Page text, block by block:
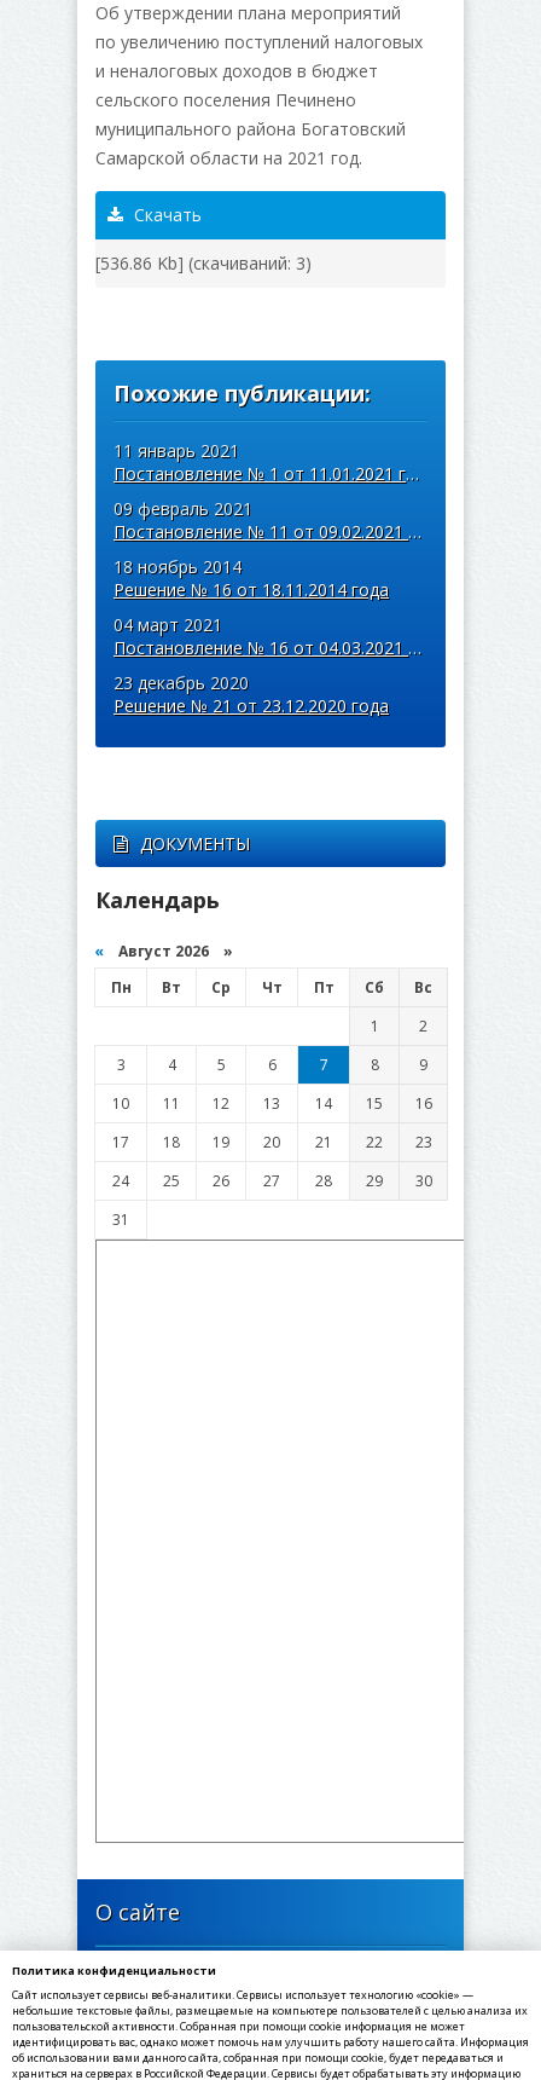
Об утверждении плана мероприятий
по увеличению поступлений налоговых
и неналоговых доходов в бюджет
сельского поселения Печинено
муниципального района Богатовский
Самарской области на 2021 год.
Скачать
[536.86 Kb] (cкачиваний: 3)
Похожие публикации:
11 январь 2021
Постановление № 1 от 11.01.2021 года
09 февраль 2021
Постановление № 11 от 09.02.2021 года
18 ноябрь 2014
Решение № 16 от 18.11.2014 года
04 март 2021
Постановление № 16 от 04.03.2021 года
23 декабрь 2020
Решение № 21 от 23.12.2020 года
ДОКУМЕНТЫ
Календарь
« Август 2026 »
Пн
Вт Ср Чт Пт Сб
Вс
1
2
3
4 5 6 7 8
9
10
11 12 13 14 15
16
17
18 19 20 21 22
23
24
25 26 27 28 29
30
31
О сайте
446635, Самарская область, Богатовский район,
село Печинено, Советская улица, 1
✉ E-mail: sppechineno@yandex.ru
☎ Телефон: 8(84666) 3-55-30
Политика конфиденциальности
Сайт использует сервисы веб-аналитики. Сервисы использует технологию «cookie» —
небольшие текстовые файлы, размещаемые на компьютере пользователей с целью анализа их
пользовательской активности. Собранная при помощи cookie информация не может
идентифицировать вас, однако может помочь нам улучшить работу нашего сайта. Информация
об использовании вами данного сайта, собранная при помощи cookie, будет передаваться и
храниться на серверах в Российской Федерации. Сервисы будет обрабатывать эту информацию